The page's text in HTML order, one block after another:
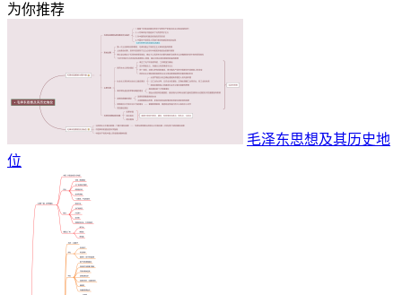
为你推荐
毛泽东思想及其历史地
位